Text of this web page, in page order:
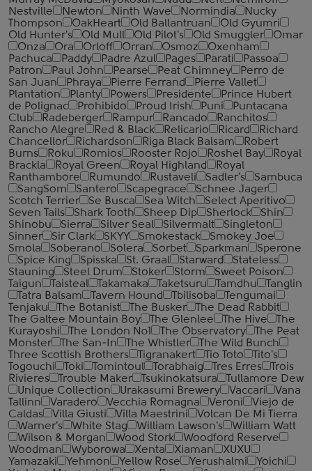
Nestville
Newton Ninth Wave Normindia
Nucky
Thompson
OakHeart Old Ballantruan
Old Gyumri
Old Hunter's
Old Mull Old Pilot's Old Smuggler
Omar
Onza
Ora Orloff Orran Osmoz
Oxenham
Pachuca
Paddy Padre Azul Pages Parati
Passoa
Patron
Paul John Pearse Peat Chimney
Perro de
San Juan
Phraya Pierre Ferrand
Pierre Vallet
Plantation
Planty Powers Presidente
Prince Hubert
de Polignac
Prohibido Proud Irish Puni
Puntacana
Club
Radeberger Rampur Rancado
Ranchitos
Rancho Alegre
Red & Black Relicario Ricard
Richard
Chancellor
Richardson Riga Black Balsam
Robert
Burns
Roku Romios Rooster Rojo Roshel Bay
Royal
Brackla
Royal Green Royal Highland
Royal
Ranthambore
Rumundo Rustaveli Sadler's
Sambuca
SangSom
Santero Scapegrace
Schnee Jager
Scotch Terrier
Se Busca Sea Witch
Select Aperitivo
Seven Tails
Shark Tooth Sheep Dip Sherlock
Shin
Shinobu
Sierra Silver Seal Silvermalt
Singleton
Sinner
Sir Clark SKYY Smokestack
Smokey Joe
Smola
Soberano Solera Sorbet Sparkman
Sperone
Spice King
Spisska St. Graal Starward
Stateless
Stauning
Steel Drum Stoker Storm
Sweet Poison
Taigun
Taisteal Takamaka Taketsuru Tamdhu
Tanglin
Tatra Balsam
Tavern Hound Tbilisoba
Tengumai
Tenjaku
The Botanist The Busker
The Dead Rabbit
The Galtee Mountain Boy
The Glenlee The Hive
The
Kurayoshi
The London №1 The Observatory
The Peat
Monster
The San-In The Whistler
The Wild Bunch
Three Scottish Brothers
Tigranakert Tio Toto
Tito's
Togouchi
Toki Tomintoul Torabhaig Tres Erres
Trois
Rivieres
Trouble Maker Tsukinokatsura
Tullamore Dew
Unique Collection
Urakasumi Brewery Vaccari
Vana
Tallinn
Varadero Vecchia Romagna Veroni
Viejo de
Caldas
Villa Giusti Villa Maestrini
Volcan De Mi Tierra
Warner's
White Stag William Lawson's
William Watt
Wilson & Morgan
Wood Stork
Woodford Reserve
Woodman
Wyborowa Xenta Xiaman
XUXU
Yamazaki
Yehmon Yellow Rose Yerushalmi
Yoichi